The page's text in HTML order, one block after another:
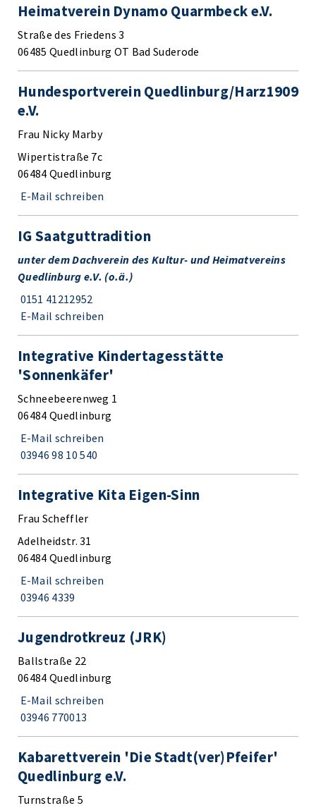
Heimatverein Dynamo Quarmbeck e.V.
Straße des Friedens 3
06485 Quedlinburg OT Bad Suderode
Hundesportverein Quedlinburg/Harz1909
e.V.
Frau Nicky Marby
Wipertistraße 7c
06484 Quedlinburg
E-Mail schreiben
IG Saatguttradition
unter dem Dachverein des Kultur- und Heimatvereins
Quedlinburg e.V. (o.ä.)
0151 41212952
E-Mail schreiben
Integrative Kindertagesstätte
'Sonnenkäfer'
Schneebeerenweg 1
06484 Quedlinburg
E-Mail schreiben
03946 98 10 540
Integrative Kita Eigen-Sinn
Frau Scheffler
Adelheidstr. 31
06484 Quedlinburg
E-Mail schreiben
03946 4339
Jugendrotkreuz (JRK)
Ballstraße 22
06484 Quedlinburg
E-Mail schreiben
03946 770013
Kabarettverein 'Die Stadt(ver)Pfeifer'
Quedlinburg e.V.
Turnstraße 5